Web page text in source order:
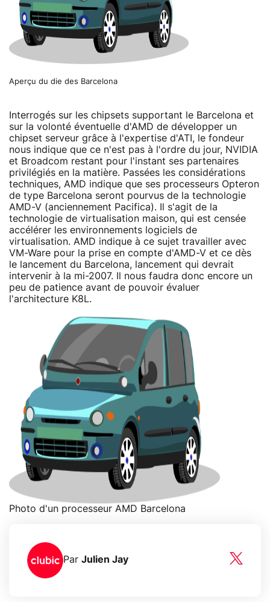
Aperçu du die des Barcelona
Interrogés sur les chipsets supportant le Barcelona et
sur la volonté éventuelle d'AMD de développer un
chipset serveur grâce à l'expertise d'ATI, le fondeur
nous indique que ce n'est pas à l'ordre du jour, NVIDIA
et Broadcom restant pour l'instant ses partenaires
privilégiés en la matière. Passées les considérations
techniques, AMD indique que ses processeurs Opteron
de type Barcelona seront pourvus de la technologie
AMD-V (anciennement Pacifica). Il s'agit de la
technologie de virtualisation maison, qui est censée
accélérer les environnements logiciels de
virtualisation. AMD indique à ce sujet travailler avec
VM-Ware pour la prise en compte d'AMD-V et ce dès
le lancement du Barcelona, lancement qui devrait
intervenir à la mi-2007. Il nous faudra donc encore un
peu de patience avant de pouvoir évaluer
l'architecture K8L.
Photo d'un processeur AMD Barcelona
Par Julien Jay